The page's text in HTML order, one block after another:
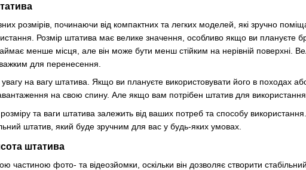
розмірів, починаючи від компактних та легких моделей, які зручно
Розмір штатива має велике значення, особливо якщо ви плануєте
менше місця, але він може бути менш стійким на нерівній поверхні.
для перенесення.
увагу на вагу штатива. Якщо ви плануєте використовувати його в
на свою спину. Але якщо вам потрібен штатив для
та ваги штатива залежить від ваших потреб та способу
штатив, який буде зручним для вас у будь-яких умовах.
штатива
частиною фото- та відеозйомки, оскільки він дозволяє створити